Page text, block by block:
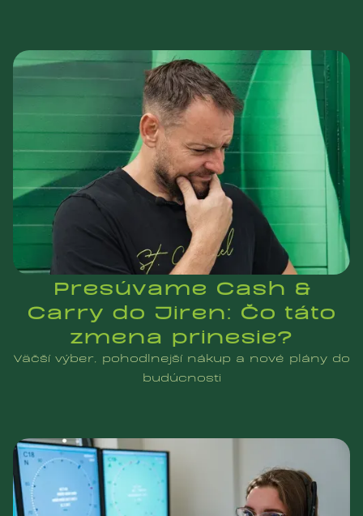
Presúvame Cash &
Carry do Jiren: Čo táto
zmena prinesie?
Väčší výber, pohodlnejší nákup a nové plány do
budúcnosti